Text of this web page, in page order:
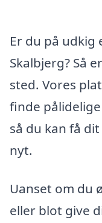
Er du på
Skalbjerg? Så
sted. Vores
finde
så du kan få
nyt.
Uanset om du
eller blot give